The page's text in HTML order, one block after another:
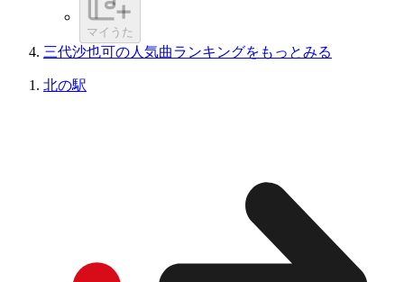
マイうた
三代沙也可の人気曲ランキングをもっとみる
北の駅